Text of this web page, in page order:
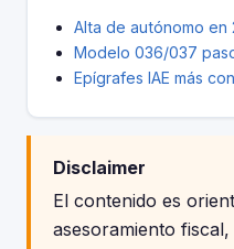
Alta de autónomo en
Modelo 036/037
Epígrafes IAE más
Disclaimer
El contenido es
asesoramiento